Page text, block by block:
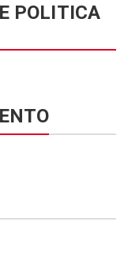
POLITICA